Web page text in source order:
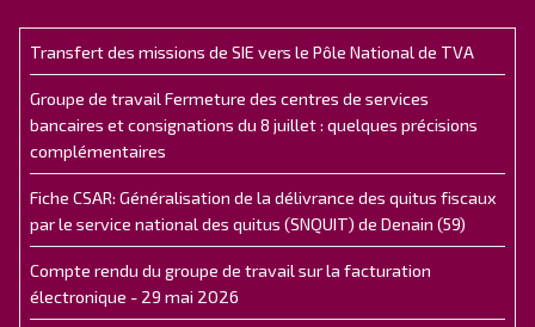
Transfert des missions de SIE vers le Pôle National de TVA
Groupe de travail Fermeture des centres de services
bancaires et consignations du 8 juillet : quelques précisions
complémentaires
Fiche CSAR: Généralisation de la délivrance des quitus fiscaux
par le service national des quitus (SNQUIT) de Denain (59)
Compte rendu du groupe de travail sur la facturation
électronique - 29 mai 2026